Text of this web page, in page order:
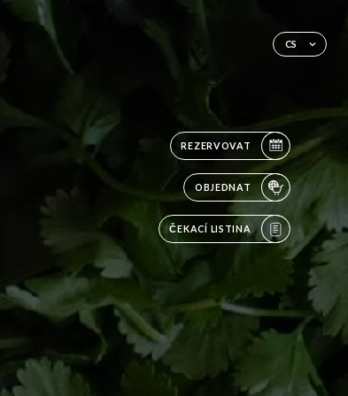
CS
REZERVOVAT
OBJEDNAT
ČEKACÍ LISTINA